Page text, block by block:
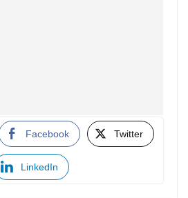
Facebook Twitter
LinkedIn